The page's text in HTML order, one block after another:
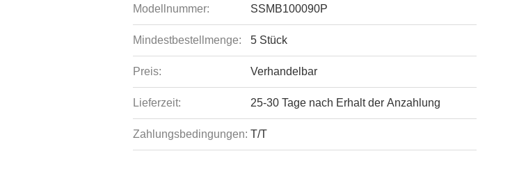
Modellnummer: SSMB100090P
Mindestbestellmenge: 5 Stück
Preis: Verhandelbar
Lieferzeit: 25-30 Tage nach Erhalt der Anzahlung
Zahlungsbedingungen: T/T